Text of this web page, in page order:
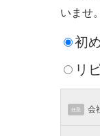
いませ。
初
リ
任意 会